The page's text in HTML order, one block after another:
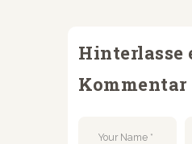
Hinterlasse
Kommentar